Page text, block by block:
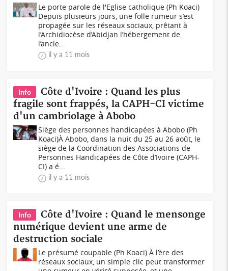
Le porte parole de l'Eglise catholique (Ph Koaci)
Depuis plusieurs jours, une folle rumeur s’est
propagée sur les réseaux sociaux, prêtant à
l’Archidiocèse d’Abidjan l’hébergement de
l’ancie...
il y a 11 mois
Info
Côte d'Ivoire : Quand les plus
fragile sont frappés, la CAPH-CI victime
d'un cambriolage à Abobo
Siège des personnes handicapées à Abobo (Ph
Koaci)À Abobo, dans la nuit du 25 au 26 août, le
siège de la Coordination des Associations de
Personnes Handicapées de Côte d’Ivoire (CAPH-
CI) a é...
il y a 11 mois
Info
Côte d'Ivoire : Quand le mensonge
numérique devient une arme de
destruction sociale
Le présumé coupable (Ph Koaci) À l’ère des
réseaux sociaux, un simple clic peut transformer